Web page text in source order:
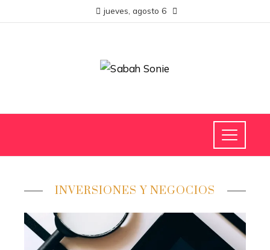
jueves, agosto 6
INVERSIONES Y NEGOCIOS